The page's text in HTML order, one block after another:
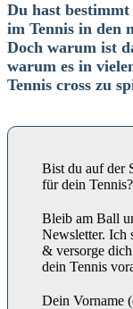
Du hast bestimmt
im Tennis in den
Doch warum ist
warum es in
Tennis cross zu
Bist du auf der
für dein Tennis?
Bleib am Ball
Newsletter. Ich
& versorge
dein Tennis
Dein Vorname